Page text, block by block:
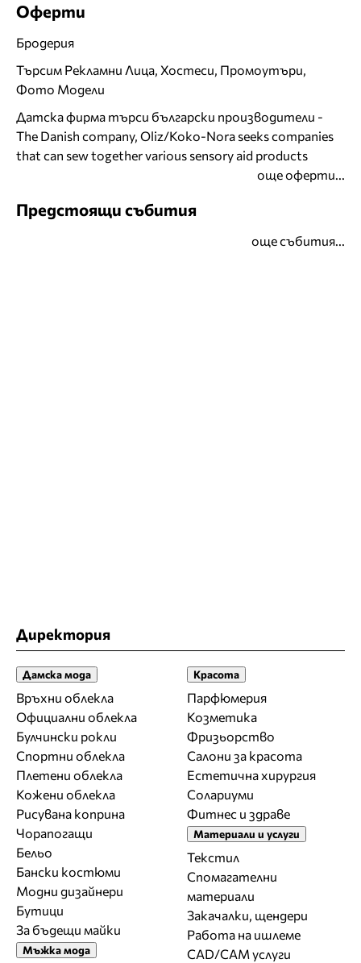
Оферти
Бродерия
Търсим Рекламни Лица, Хостеси, Промоутъри,
Фото Модели
Датска фирма търси български производители -
The Danish company, Oliz/Koko-Nora seeks companies
that can sew together various sensory aid products
още оферти...
Предстоящи събития
още събития...
Директория
Дамска мода
Връхни облекла
Официални облекла
Булчински рокли
Спортни облекла
Плетени облекла
Кожени облекла
Рисувана коприна
Чорапогащи
Бельо
Бански костюми
Модни дизайнери
Бутици
За бъдещи майки
Мъжка мода
Красота
Парфюмерия
Козметика
Фризьорство
Салони за красота
Естетична хирургия
Солариуми
Фитнес и здраве
Материали и услуги
Текстил
Спомагателни
материали
Закачалки, щендери
Работа на ишлеме
CAD/CAM услуги